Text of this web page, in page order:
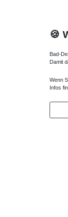
🍪
Bad-
Damit
Wenn
Infos